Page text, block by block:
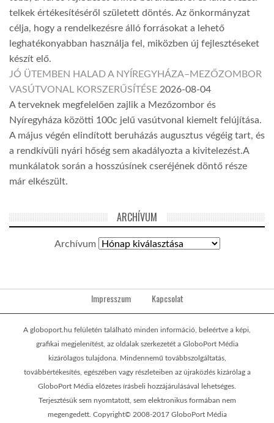
telkek értékesítéséről született döntés. Az önkormányzat
célja, hogy a rendelkezésre álló forrásokat a lehető
leghatékonyabban használja fel, miközben új fejlesztéseket
készít elő.
JÓ ÜTEMBEN HALAD A NYÍREGYHÁZA–MEZŐZOMBOR
VASÚTVONAL KORSZERŰSÍTÉSE 2026-08-04
A terveknek megfelelően zajlik a Mezőzombor és
Nyíregyháza közötti 100c jelű vasútvonal kiemelt felújítása.
A május végén elindított beruházás augusztus végéig tart, és
a rendkívüli nyári hőség sem akadályozta a kivitelezést.A
munkálatok során a hosszúsínek cseréjének döntő része
már elkészült.
ARCHÍVUM
Archívum
Impresszum Kapcsolat
A globoport.hu felületén található minden információ, beleértve a képi,
grafikai megjelenítést, az oldalak szerkezetét a GloboPort Média
kizárólagos tulajdona. Mindennemű továbbszolgáltatás,
továbbértékesítés, egészében vagy részleteiben az újraközlés kizárólag a
GloboPort Média előzetes írásbeli hozzájárulásával lehetséges.
Terjesztésük sem nyomtatott, sem elektronikus formában nem
megengedett. Copyright© 2008-2017 GloboPort Média